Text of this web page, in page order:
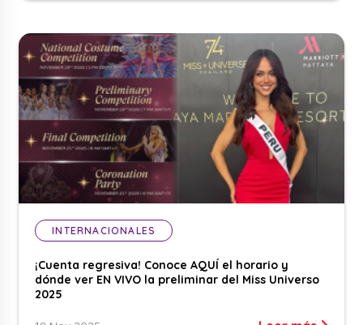
INTERNACIONALES
¡Cuenta regresiva! Conoce AQUÍ el horario y
dónde ver EN VIVO la preliminar del Miss Universo
2025